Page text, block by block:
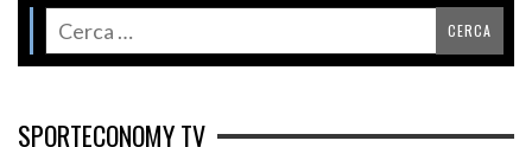
SPORTECONOMY TV